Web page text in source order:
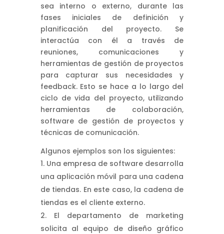
sea interno o externo, durante las
fases iniciales de definición y
planificación del proyecto. Se
interactúa con él a través de
reuniones, comunicaciones y
herramientas de gestión de proyectos
para capturar sus necesidades y
feedback. Esto se hace a lo largo del
ciclo de vida del proyecto, utilizando
herramientas de colaboración,
software de gestión de proyectos y
técnicas de comunicación.
Algunos ejemplos son los siguientes:
Una empresa de software desarrolla
una aplicación móvil para una cadena
de tiendas. En este caso, la cadena de
tiendas es el cliente externo.
El departamento de marketing
solicita al equipo de diseño gráfico